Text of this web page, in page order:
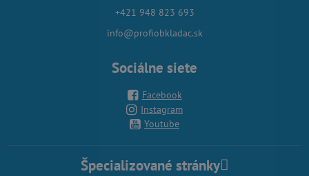
+421 948 823 693
info@profiobkladac.sk
Sociálne siete
Facebook
Instagram
Youtube
Špecializované stránky